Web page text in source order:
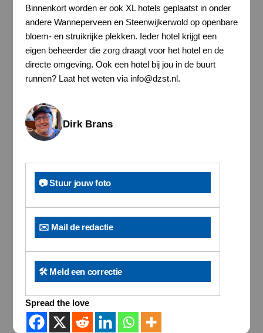
Binnenkort worden er ook XL hotels geplaatst in onder
andere Wanneperveen en Steenwijkerwold op openbare
bloem- en struikrijke plekken. Ieder hotel krijgt een
eigen beheerder die zorg draagt voor het hotel en de
directe omgeving. Ook een hotel bij jou in de buurt
runnen? Laat het weten via info@dzst.nl.
Dirk Brans
📷 Stuur jouw foto
✉️ Mail de redactie
🛠️ Meld een correctie
Spread the love